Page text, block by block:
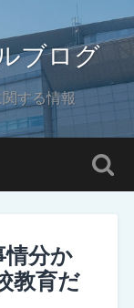
ブログ
する情報
情分か
教育だ